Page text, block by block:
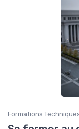
Formations